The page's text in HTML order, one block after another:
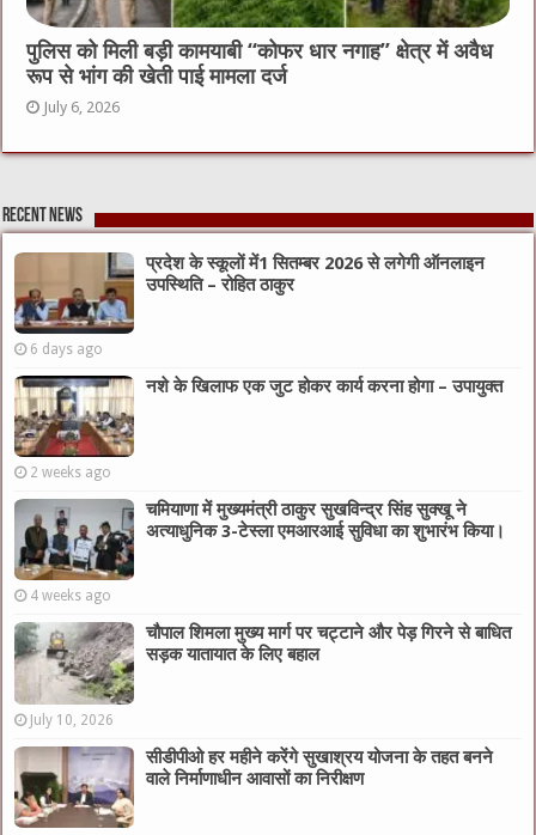
पुलिस को मिली बड़ी कामयाबी “कोफर धार नगाह” क्षेत्र में अवैध
रूप से भांग की खेती पाई मामला दर्ज
July 6, 2026
Recent News
प्रदेश के स्कूलों में1 सितम्बर 2026 से लगेगी ऑनलाइन
उपस्थिति – रोहित ठाकुर
6 days ago
नशे के खिलाफ एक जुट होकर कार्य करना होगा – उपायुक्त
2 weeks ago
चमियाणा में मुख्यमंत्री ठाकुर सुखविन्द्र सिंह सुक्खू ने
अत्याधुनिक 3-टेस्ला एमआरआई सुविधा का शुभारंभ किया।
4 weeks ago
चौपाल शिमला मुख्य मार्ग पर चट्टाने और पेड़ गिरने से बाधित
सड़क यातायात के लिए बहाल
July 10, 2026
सीडीपीओ हर महीने करेंगे सुखाश्रय योजना के तहत बनने
वाले निर्माणाधीन आवासों का निरीक्षण